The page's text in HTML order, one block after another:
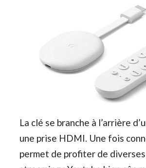
La clé se branche à l’arrière
une prise HDMI. Une fois
permet de profiter de